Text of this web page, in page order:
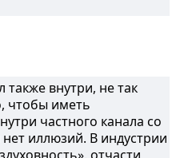
внутри, не так
чтобы иметь
частного канала со
иллюзий. В индустрии
отчасти